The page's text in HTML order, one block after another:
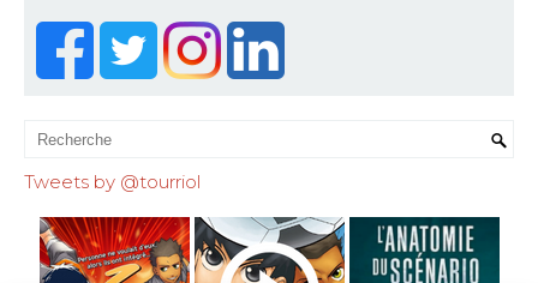
Tweets by @tourriol